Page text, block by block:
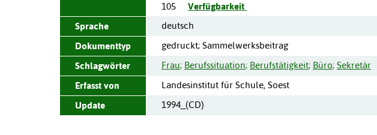
105
Verfügbarkeit
Sprache
deutsch
Dokumenttyp
gedruckt; Sammelwerksbeitrag
Schlagwörter
Frau; Berufssituation; Berufstätigkeit; Büro; Sekretär
Erfasst von
Landesinstitut für Schule, Soest
Update
1994_(CD)